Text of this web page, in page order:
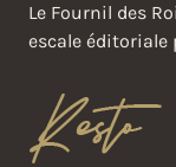
Le Fournil des
escale éditoriale